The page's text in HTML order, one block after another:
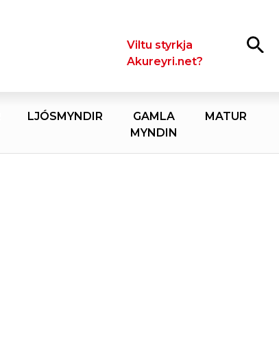
LeitaViltu styrkja
Akureyri.net?
LJÓSMYNDIR
GAMLA
MYNDIN
MATUR